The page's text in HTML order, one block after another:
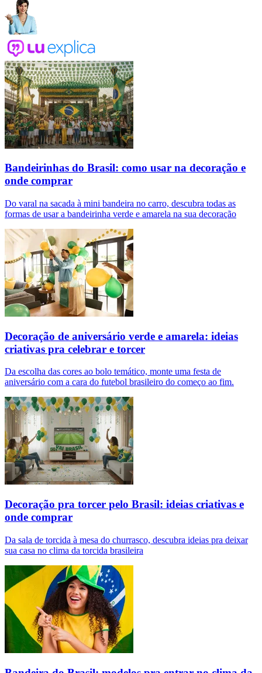
Bandeirinhas do Brasil: como usar na decoração e
onde comprar
Do varal na sacada à mini bandeira no carro, descubra todas as
formas de usar a bandeirinha verde e amarela na sua decoração
Decoração de aniversário verde e amarela: ideias
criativas pra celebrar e torcer
Da escolha das cores ao bolo temático, monte uma festa de
aniversário com a cara do futebol brasileiro do começo ao fim.
Decoração pra torcer pelo Brasil: ideias criativas e
onde comprar
Da sala de torcida à mesa do churrasco, descubra ideias pra deixar
sua casa no clima da torcida brasileira